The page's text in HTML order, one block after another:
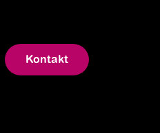
Kontakt